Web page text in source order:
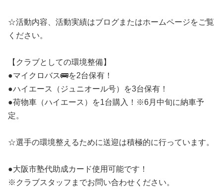
☆活動内容、活動実績はブログまたはホームページをご覧
ください。
【クラブとしての環境整備】
●マイクロバス🚌を2台保有！
●ハイエース（ジュニオール号）を3台保有！
●荷物車（ハイエース）を1台購入！※6月中旬に納車予
定。
☆選手の環境整えるために送迎は積極的に行っています。
●大阪市塾代助成カード使用可能です！
※クラブスタッフまでお問い合わせください。